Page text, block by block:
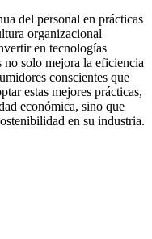
del personal en prácticas
organizacional
en tecnologías
solo mejora la eficiencia
conscientes que
estas mejores prácticas,
económica, sino que
en su industria.